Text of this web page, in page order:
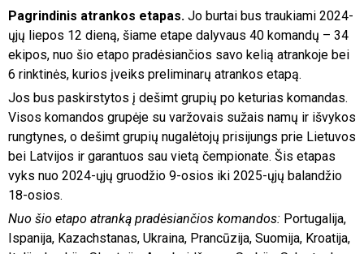
Pagrindinis atrankos etapas. Jo burtai bus traukiami 2024-
ųjų liepos 12 dieną, šiame etape dalyvaus 40 komandų – 34
ekipos, nuo šio etapo pradėsiančios savo kelią atrankoje bei
6 rinktinės, kurios įveiks preliminarų atrankos etapą.
Jos bus paskirstytos į dešimt grupių po keturias komandas.
Visos komandos grupėje su varžovais sužais namų ir išvykos
rungtynes, o dešimt grupių nugalėtojų prisijungs prie Lietuvos
bei Latvijos ir garantuos sau vietą čempionate. Šis etapas
vyks nuo 2024-ųjų gruodžio 9-osios iki 2025-ųjų balandžio
18-osios.
Nuo šio etapo atranką pradėsiančios komandos: Portugalija,
Ispanija, Kazachstanas, Ukraina, Prancūzija, Suomija, Kroatija,